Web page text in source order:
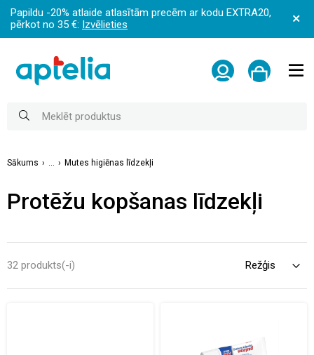
Papildu -20% atlaide atlasītām precēm ar kodu EXTRA20,
pērkot no 35 €: Izvēlieties
Sākums Mutes higiēnas līdzekļi
Protēžu kopšanas līdzekļi
32 produkts(-i)